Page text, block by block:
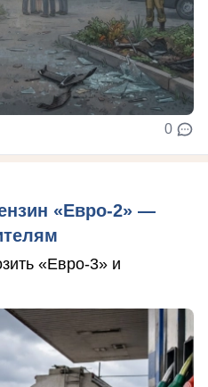
0
«Евро-2» —
«Евро-3» и